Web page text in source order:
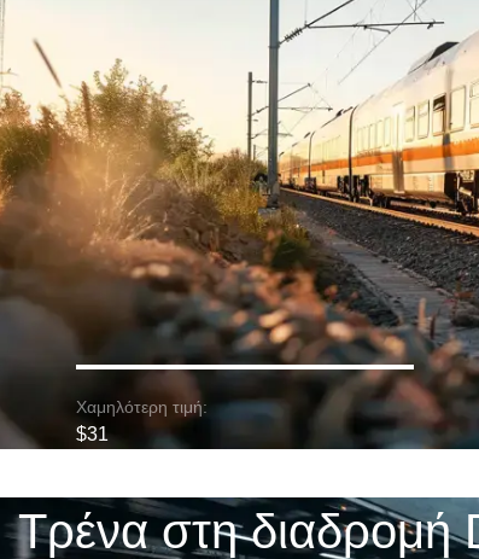
Χαμηλότερη τιμή:
$31
Τρένα στη